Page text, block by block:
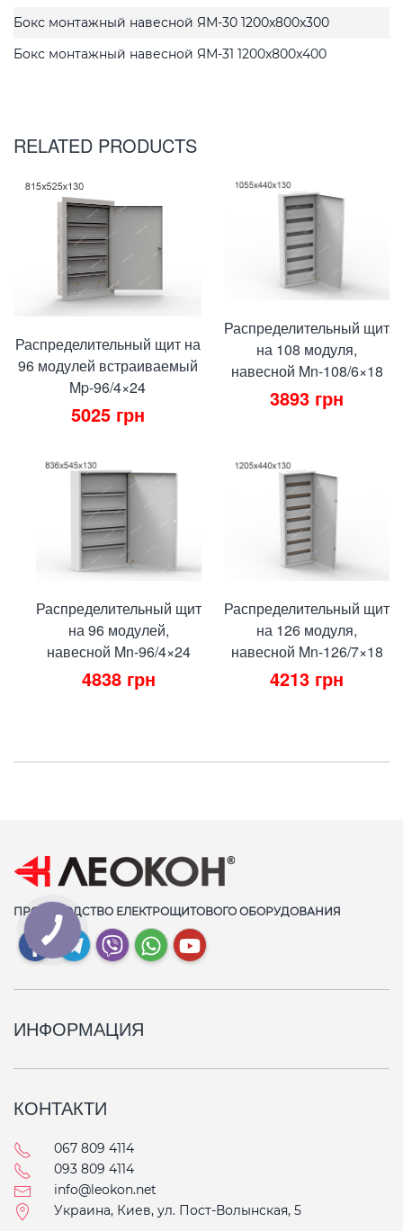
Бокс монтажный навесной ЯМ-30 1200x800x300
Бокс монтажный навесной ЯМ-31 1200x800x400
RELATED PRODUCTS
Распределительный щит на
96 модулей встраиваемый
Mp-96/4×24
5025 грн
Распределительный щит
на 108 модуля,
навесной Mn-108/6×18
3893 грн
Распределительный щит
на 96 модулей,
навесной Mn-96/4×24
4838 грн
Распределительный щит
на 126 модуля,
навесной Mn-126/7×18
4213 грн
ПРОИЗВОДСТВО ЕЛЕКТРОЩИТОВОГО ОБОРУДОВАНИЯ
ИНФОРМАЦИЯ
КОНТАКТИ
067 809 4114
093 809 4114
info@leokon.net
Украина, Киев, ул. Пост-Волынская, 5